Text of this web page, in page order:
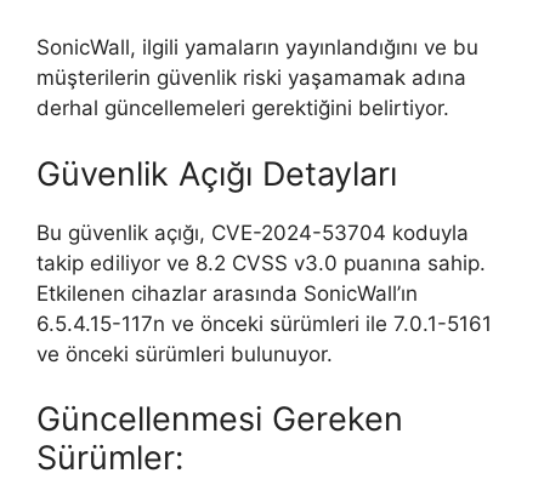
SonicWall, ilgili yamaların yayınlandığını ve bu
müşterilerin güvenlik riski yaşamamak adına
derhal güncellemeleri gerektiğini belirtiyor.
Güvenlik Açığı Detayları
Bu güvenlik açığı, CVE-2024-53704 koduyla
takip ediliyor ve 8.2 CVSS v3.0 puanına sahip.
Etkilenen cihazlar arasında SonicWall’ın
6.5.4.15-117n ve önceki sürümleri ile 7.0.1-5161
ve önceki sürümleri bulunuyor.
Güncellenmesi Gereken
Sürümler: